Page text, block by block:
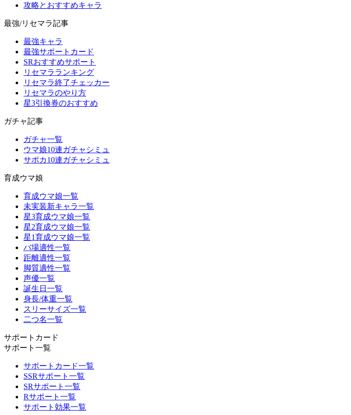
攻略とおすすめキャラ
最強/リセマラ記事
最強キャラ
最強サポートカード
SRおすすめサポート
リセマラランキング
リセマラ終了チェッカー
リセマラのやり方
星3引換券のおすすめ
ガチャ記事
ガチャ一覧
ウマ娘10連ガチャシミュ
サポカ10連ガチャシミュ
育成ウマ娘
育成ウマ娘一覧
未実装新キャラ一覧
星3育成ウマ娘一覧
星2育成ウマ娘一覧
星1育成ウマ娘一覧
バ場適性一覧
距離適性一覧
脚質適性一覧
声優一覧
誕生日一覧
身長/体重一覧
スリーサイズ一覧
二つ名一覧
サポートカード
サポート一覧
サポートカード一覧
SSRサポート一覧
SRサポート一覧
Rサポート一覧
サポート効果一覧